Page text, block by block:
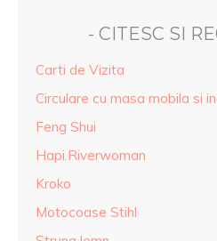
- CITESC SI
Carti de Vizita
Circulare cu masa mobila si
Feng Shui
Hapi.Riverwoman
Kroko
Motocoase Stihl